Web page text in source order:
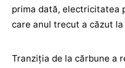
prima dată, electricitatea
care anul trecut a căzut la
Tranziţia de la cărbune a